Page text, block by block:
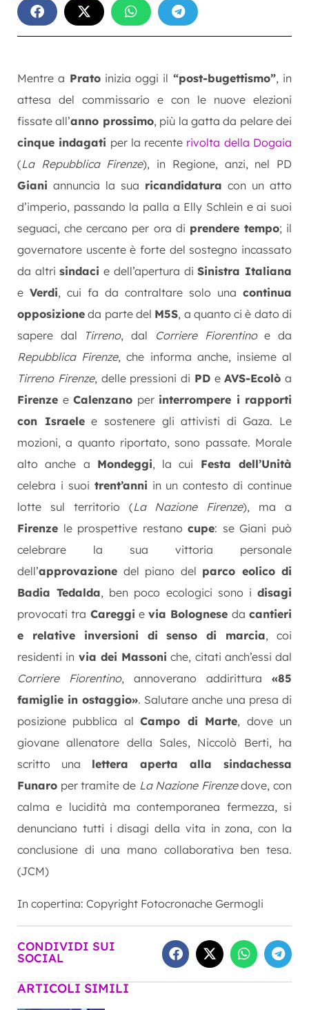
Mentre a Pratoinizia oggi il “post-bugettismo”, in
attesa del commissario e con le nuove elezioni
fissate all’anno prossimo, più la gatta da pelare dei
cinque indagati per la recente rivolta della Dogaia
(La Repubblica Firenze), in Regione, anzi, nel PD
Giani annuncia la sua ricandidatura con un atto
d’imperio, passando la palla a Elly Schlein e ai suoi
seguaci, che cercano per ora di prendere tempo; il
governatore uscente è forte del sostegno incassato
da altrisindaci e dell’apertura diSinistra Italiana
e Verdi, cui fa da contraltare solo una continua
opposizione da parte del M5S, a quanto ci è dato di
sapere dal
Tirreno, dal Corriere Fiorentinoe da
Repubblica Firenze, che informa anche, insieme al
Tirreno Firenze, delle pressioni di PDeAVS-Ecolò a
Firenze e Calenzano per interrompere i rapporti
con Israelee sostenere gli attivisti di Gaza. Le
mozioni, a quanto riportato, sono passate. Morale
alto anche a Mondeggi, la cui Festa dell’Unità
celebra i suoi trent’anni in un contesto di continue
lotte sul territorio (La Nazione Firenze), ma a
Firenze le prospettive restanocupe: se Giani può
celebrare la sua vittoria personale
dell’approvazione del piano del parco eolico di
Badia Tedalda, ben poco ecologici sono idisagi
provocati tra Careggi evia Bolognese dacantieri
e relative inversioni di senso di marcia, coi
residenti in via dei Massoni che, citati anch’essi dal
Corriere Fiorentino, annoverano addirittura «85
famiglie in ostaggio». Salutare anche una presa di
posizione pubblica alCampo di Marte, dove un
giovane allenatore della Sales, Niccolò Berti, ha
scritto una lettera aperta alla sindachessa
Funaro per tramite de La Nazione Firenzedove, con
calma e lucidità ma contemporanea fermezza, si
denunciano tutti i disagi della vita in zona, con la
conclusione di una mano collaborativa ben tesa.
(JCM)
In copertina: Copyright Fotocronache Germogli
CONDIVIDI SUI
SOCIAL
ARTICOLI SIMILI